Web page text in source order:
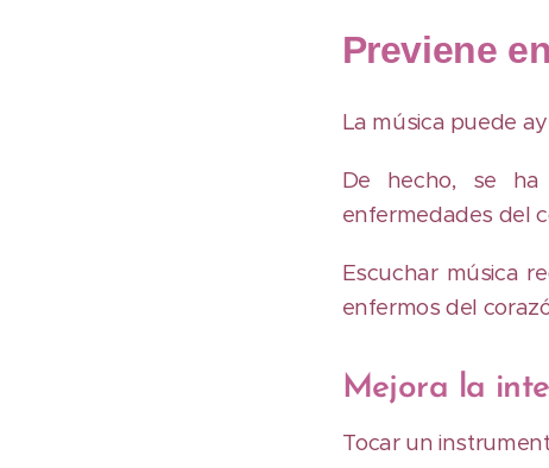
Previene
La música puede
De hecho, se ha
enfermedades del
Escuchar música
enfermos del
Mejora la
Tocar un